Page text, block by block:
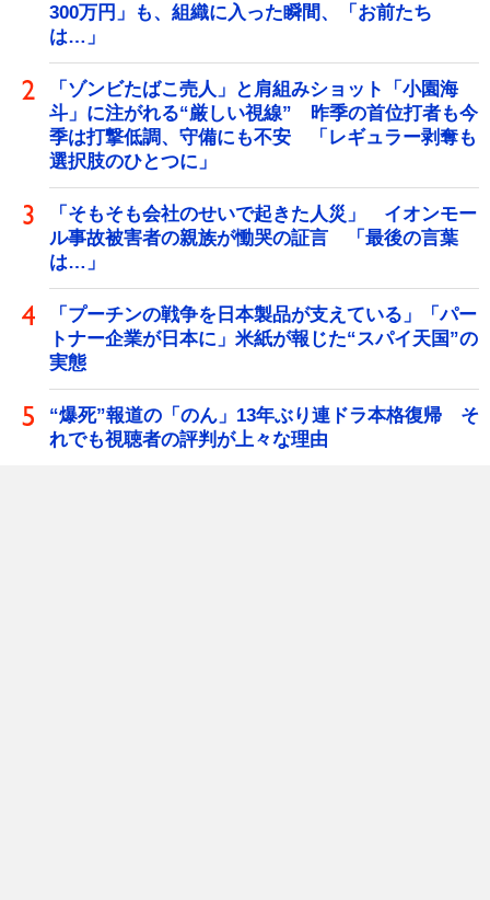
300万円」も、組織に入った瞬間、「お前たち
は…」
「ゾンビたばこ売人」と肩組みショット「小園海
斗」に注がれる“厳しい視線” 昨季の首位打者も今
季は打撃低調、守備にも不安 「レギュラー剥奪も
選択肢のひとつに」
「そもそも会社のせいで起きた人災」 イオンモー
ル事故被害者の親族が慟哭の証言 「最後の言葉
は…」
「プーチンの戦争を日本製品が支えている」「パー
トナー企業が日本に」米紙が報じた“スパイ天国”の
実態
“爆死”報道の「のん」13年ぶり連ドラ本格復帰 そ
れでも視聴者の評判が上々な理由